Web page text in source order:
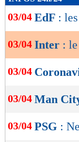
de
lecture
OK
03/04 EdF :
03/04 Inter :
03/04
03/04 Man
03/04 PSG :